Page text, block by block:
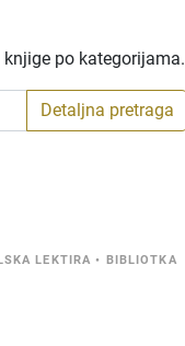
po kategorijama.
Detaljna pretraga
LEKTIRA • BIBLIOTKA